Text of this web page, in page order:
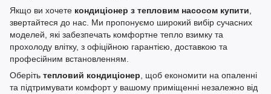
Якщо ви хочете кондиціонер з тепловим насосом купити
звертайтеся до нас. Ми пропонуємо широкий вибір сучасних
моделей, які забезпечать комфортне тепло взимку та
прохолоду влітку, з офіційною гарантією, доставкою та
професійним встановленням.
Оберіть тепловий кондиціонер , щоб економити на опаленні
та підтримувати комфорт у вашому приміщенні незалежно від